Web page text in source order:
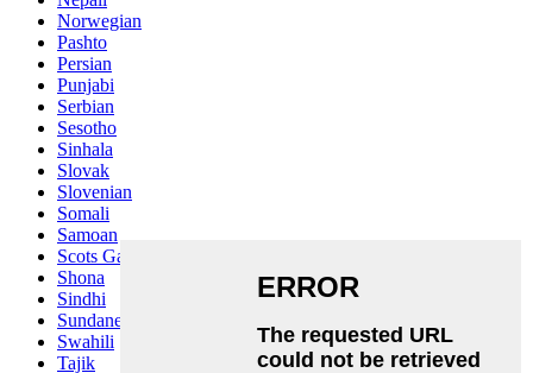
Norwegian
Pashto
Persian
Punjabi
Serbian
Sesotho
Sinhala
Slovak
Slovenian
Somali
Samoan
Scots Gaelic
Shona
Sindhi
Sundanese
Swahili
Tajik